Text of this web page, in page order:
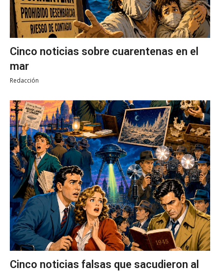
Cinco noticias sobre cuarentenas en el
mar
Redacción
Cinco noticias falsas que sacudieron al